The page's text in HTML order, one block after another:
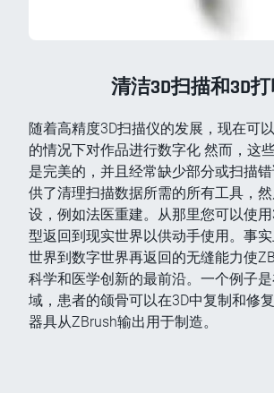
清洁3D扫描和3D
随着高精度3D扫描仪的发展，现在可
的情况下对作品进行数字化 然而，这
是完美的，并且经常缺少部分或扫描
供了清理扫描数据所需的所有工具，
设，例如法医重建。从那里您可以使
型返回到现实世界以供动手使用。事
世界到数字世界再返回的无缝能力使
科学和医学创新的最前沿。一个例子
域，患者的颌骨可以在3D中复制和修
器具从ZBrush输出用于制造。